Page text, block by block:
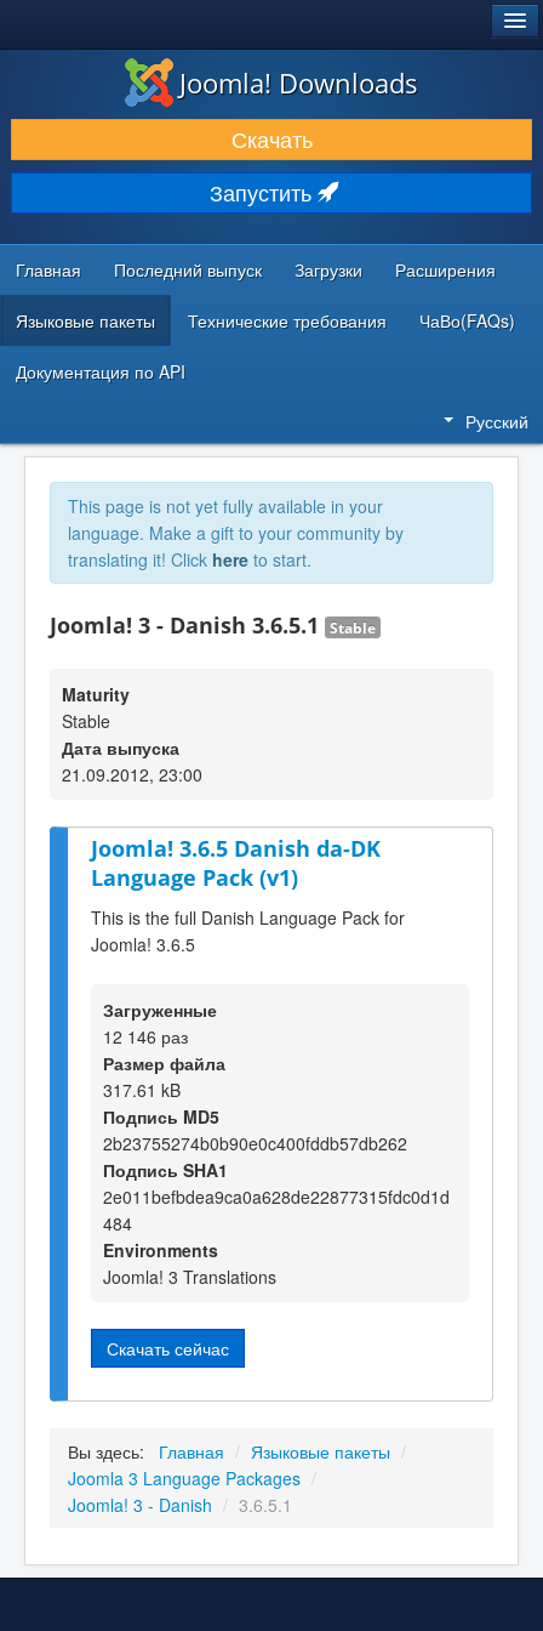
ЗАГРУЗКИ И РАСШИРЕНИЯ
ДОКУМЕНТАЦИЯ И ОБУЧЕНИЕ
СООБЩЕСТВО И ПОДДЕРЖКА
РЕСУРСЫ ДЛЯ РАЗРАБОТЧИКОВ
Joomla! Downloads
Скачать
Запустить
Главная Последний выпуск Загрузки Расширения
Языковые пакеты Технические требования ЧаВо(FAQs)
Документация по API
Русский
This page is not yet fully available in your
language. Make a gift to your community by
translating it! Click here to start.
Joomla! 3 - Danish 3.6.5.1 Stable
Maturity
Stable
Дата выпуска
21.09.2012, 23:00
Joomla! 3.6.5 Danish da-DK
Language Pack (v1)
This is the full Danish Language Pack for
Joomla! 3.6.5
Загруженные
12 146 раз
Размер файла
317.61 kB
Подпись MD5
2b23755274b0b90e0c400fddb57db262
Подпись SHA1
2e011befbdea9ca0a628de22877315fdc0d1d
484
Environments
Joomla! 3 Translations
Скачать сейчас
Вы здесь: Главная / Языковые пакеты /
Joomla 3 Language Packages /
Joomla! 3 - Danish / 3.6.5.1